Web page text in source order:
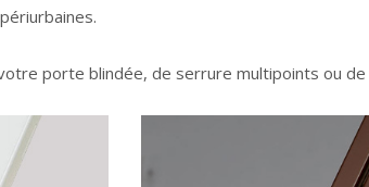
porte blindée, de serrure multipoints ou de